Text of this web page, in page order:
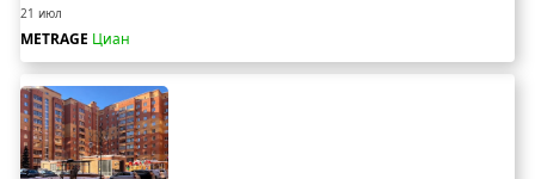
21 июл
METRAGE Циан